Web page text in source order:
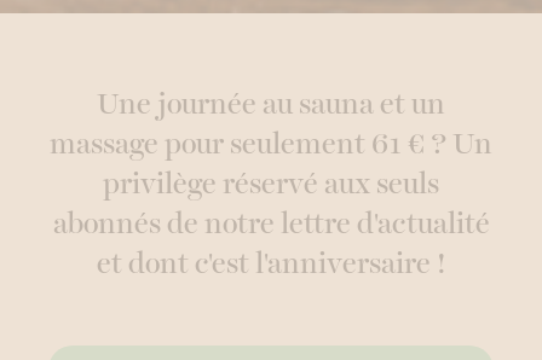
Une journée au sauna et un
massage pour seulement 61 € ? Un
privilège réservé aux seuls
abonnés de notre lettre d'actualité
et dont c'est l'anniversaire !